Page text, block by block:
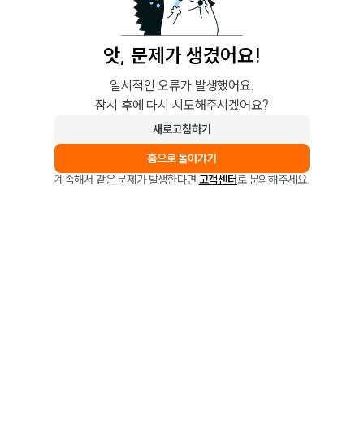
앗, 문제가 생겼어요!
일시적인 오류가 발생했어요.
잠시 후에 다시 시도해주시겠어요?
새로고침하기
홈으로 돌아가기
계속해서 같은 문제가 발생한다면 고객센터로 문의해주세요.